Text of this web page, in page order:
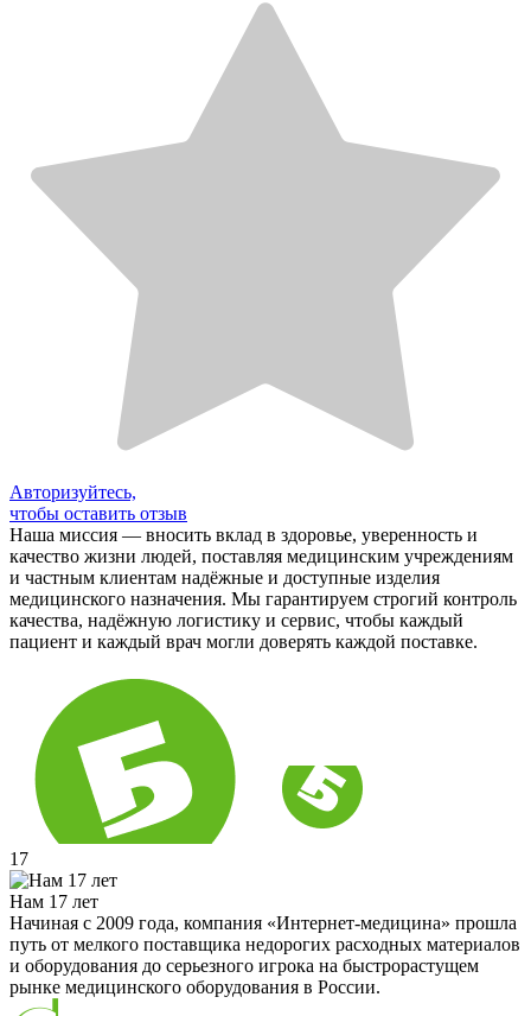
Авторизуйтесь,
чтобы оставить отзыв
Наша миссия — вносить вклад в здоровье, уверенность и
качество жизни людей, поставляя медицинским учреждениям
и частным клиентам надёжные и доступные изделия
медицинского назначения. Мы гарантируем строгий контроль
качества, надёжную логистику и сервис, чтобы каждый
пациент и каждый врач могли доверять каждой поставке.
17
Нам 17 лет
Начиная с 2009 года, компания «Интернет-медицина» прошла
путь от мелкого поставщика недорогих расходных материалов
и оборудования до серьезного игрока на быстрорастущем
рынке медицинского оборудования в России.